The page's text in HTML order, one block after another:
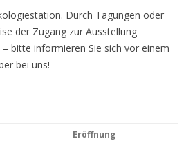
Durch Tagungen oder
der Zugang zur Ausstellung
bitte informieren Sie sich vor einem
bei uns!
Eröffnung